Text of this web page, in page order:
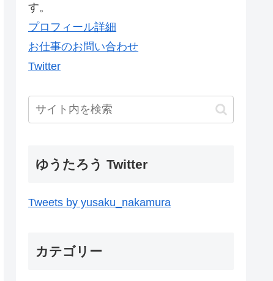
す。
プロフィール詳細
お仕事のお問い合わせ
Twitter
ゆうたろう Twitter
Tweets by yusaku_nakamura
カテゴリー